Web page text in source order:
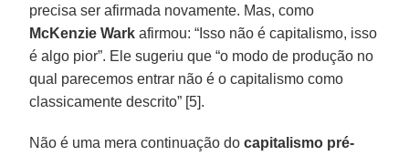
precisa ser afirmada novamente. Mas, como
McKenzie Wark afirmou: “Isso não é capitalismo, isso
é algo pior”. Ele sugeriu que “o modo de produção no
qual parecemos entrar não é o capitalismo como
classicamente descrito” [5].
Não é uma mera continuação docapitalismo pré-